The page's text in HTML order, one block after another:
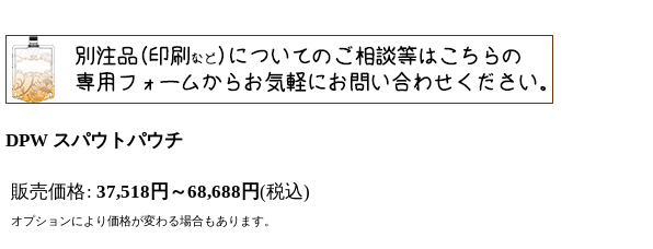
DPW スパウトパウチ
販売価格: 37,518 円 ～68,688 円(税込)
オプションにより価格が変わる場合もあります。